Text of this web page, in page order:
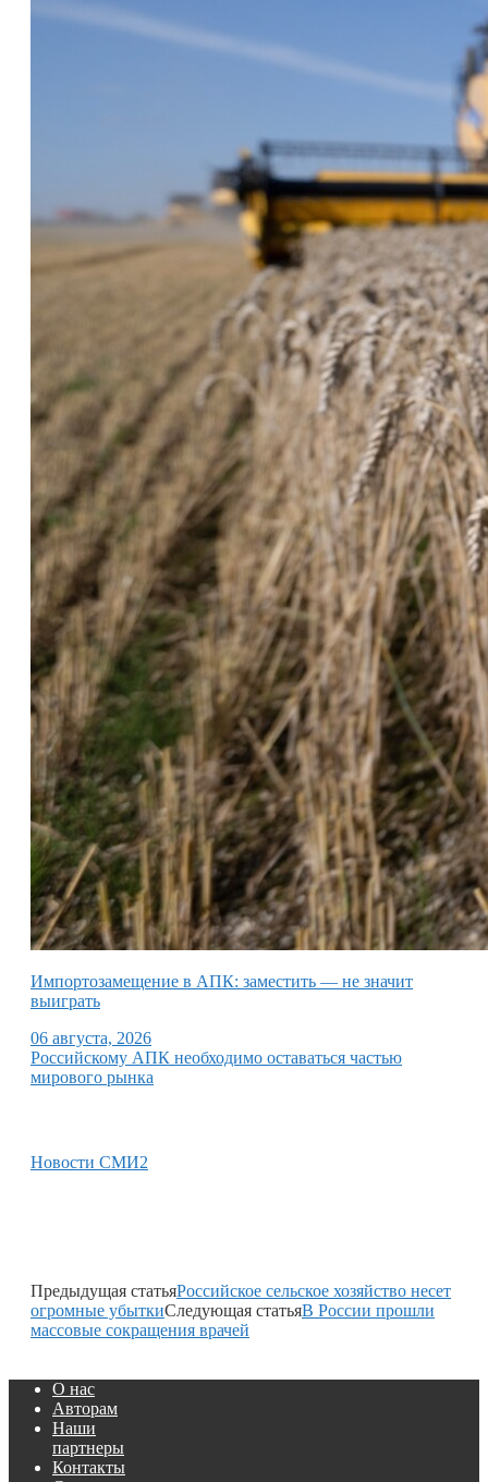
Импортозамещение в АПК: заместить — не значит
выиграть
06 августа, 2026
Российскому АПК необходимо оставаться частью
мирового рынка
Новости СМИ2
Предыдущая статьяРоссийское сельское хозяйство несет
огромные убыткиСледующая статьяВ России прошли
массовые сокращения врачей
О нас
Авторам
Наши
партнеры
Контакты